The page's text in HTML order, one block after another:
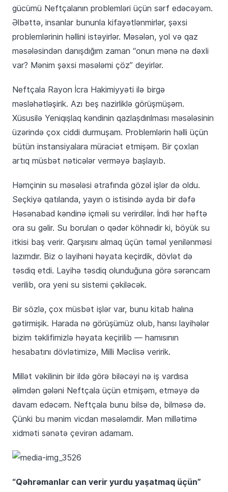
gücümü Neftçalanın problemləri üçün sərf edəcəyəm.
Əlbəttə, insanlar bununla kifayətlənmirlər, şəxsi
problemlərinin həllini istəyirlər. Məsələn, yol və qaz
məsələsindən danışdığım zaman “onun mənə nə dəxli
var? Mənim şəxsi məsələmi çöz” deyirlər.
Neftçala Rayon İcra Hakimiyyəti ilə birgə
məsləhətləşirik. Azı beş nazirliklə görüşmüşəm.
Xüsusilə Yeniqışlaq kəndinin qazlaşdırılması məsələsinin
üzərində çox ciddi durmuşam. Problemlərin həlli üçün
bütün instansiyalara müraciət etmişəm. Bir çoxları
artıq müsbət nəticələr verməyə başlayıb.
Həmçinin su məsələsi ətrafında gözəl işlər də oldu.
Seçkiyə qatılanda, yayın o istisində ayda bir dəfə
Həsənabad kəndinə içməli su verirdilər. İndi hər həftə
ora su gəlir. Su boruları o qədər köhnədir ki, böyük su
itkisi baş verir. Qarşısını almaq üçün təməl yenilənməsi
lazımdır. Biz o layihəni həyata keçirdik, dövlət də
təsdiq etdi. Layihə təsdiq olunduğuna görə sərəncam
verilib, ora yeni su sistemi çəkiləcək.
Bir sözlə, çox müsbət işlər var, bunu kitab halına
gətirmişik. Harada nə görüşümüz olub, hansı layihələr
bizim təklifimizlə həyata keçirilib — hamısının
hesabatını dövlətimizə, Milli Məclisə veririk.
Millət vəkilinin bir ildə görə biləcəyi nə iş vardısa
əlimdən gələni Neftçala üçün etmişəm, etməyə də
davam edəcəm. Neftçala bunu bilsə də, bilməsə də.
Çünki bu mənim vicdan məsələmdir. Mən millətimə
xidməti sənətə çevirən adamam.
“Qəhrəmanlar can verir yurdu yaşatmaq üçün”